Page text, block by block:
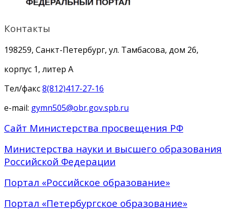
Контакты
198259, Санкт-Петербург, ул. Тамбасова, дом 26,
корпус 1, литер А
Тел/факс8(812)417-27-16
e-mail: gymn505@obr.gov.spb.ru
Сайт Министерства просвещения РФ
Министерства науки и высшего образования
Российской Федерации
Портал «Российское образование»
Портал «Петербургское образование»